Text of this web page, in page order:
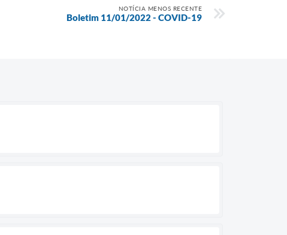
NOTÍCIA MENOS RECENTE
Boletim 11/01/2022 - COVID-19